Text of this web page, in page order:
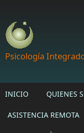
Psicología
INICIO QUIENES
ASISTENCIA REMOTA